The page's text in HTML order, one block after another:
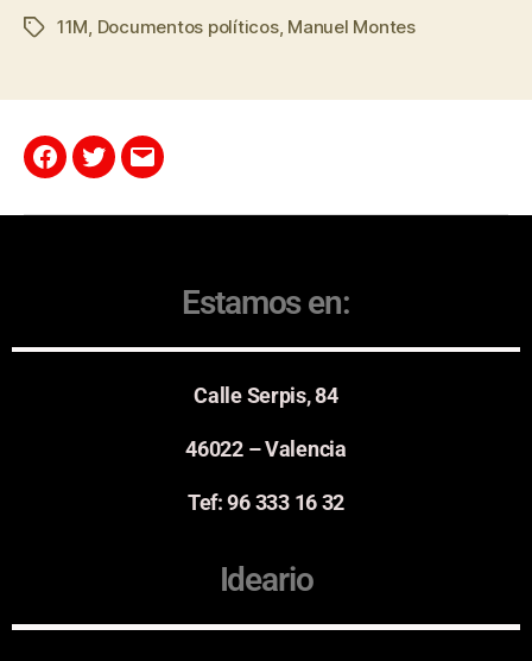
11M Documentos políticos, Manuel Montes
Estamos en:
Calle Serpis, 84
46022 – Valencia
Tef: 96 333 16 32
Ideario